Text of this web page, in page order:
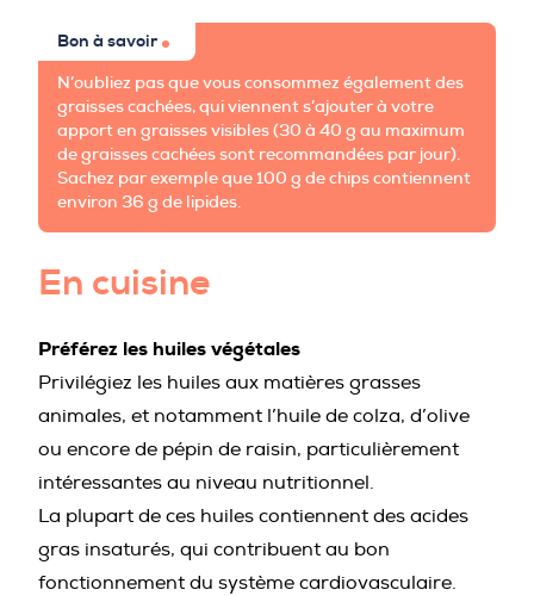
Bon à savoir
N’oubliez pas que vous consommez également des
graisses cachées, qui viennent s’ajouter à votre
apport en graisses visibles (30 à 40 g au maximum
de graisses cachées sont recommandées par jour).
Sachez par exemple que 100 g de chips contiennent
environ 36 g de lipides.
En cuisine
Préférez les huiles végétales
Privilégiez les huiles aux matières grasses
animales, et notamment l’huile de colza, d’olive
ou encore de pépin de raisin, particulièrement
intéressantes au niveau nutritionnel.
La plupart de ces huiles contiennent des acides
gras insaturés, qui contribuent au bon
fonctionnement du système cardiovasculaire.